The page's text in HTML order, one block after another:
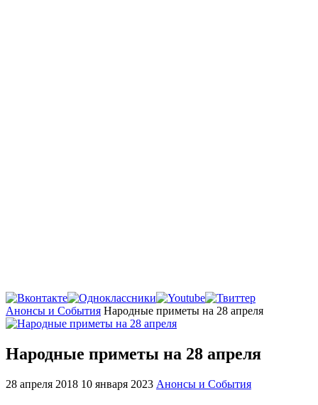
Главная
Анонсы и События Народные приметы на 28 апреля
Народные приметы на 28 апреля
28 апреля 2018 10 января 2023 Анонсы и События